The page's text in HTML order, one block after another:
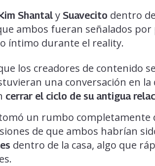
Shantal y Suavecito dentro de
ambos fueran señalados
íntimo durante el reality.
los creadores de contenido
una conversación en la
cerrar el ciclo de su antigua
un rumbo completamente
de que ambos habrían
dentro de la casa, algo que